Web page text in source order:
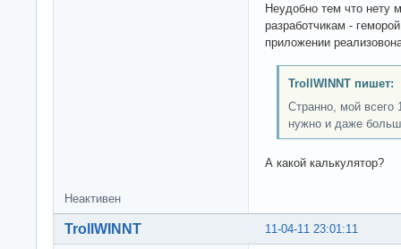
Неудобно тем что нету
разработчикам -
приложении
TrollWINNT пишет:
Странно, мой всего
нужно и даже
А какой калькулятор?
Неактивен
11-04-11 23:01:11
TrollWINNT